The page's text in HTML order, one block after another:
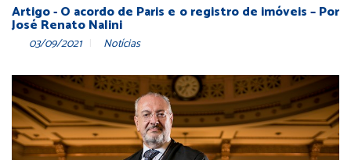
Artigo - O acordo de Paris e o registro de imóveis – Por
José Renato Nalini
03/09/2021 Notícias